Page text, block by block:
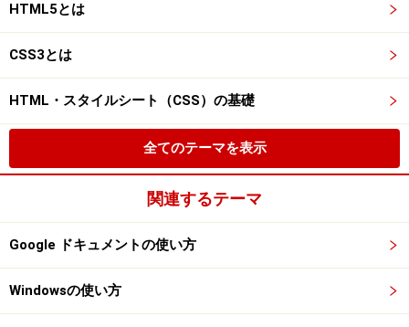
HTML5とは
CSS3とは
HTML・スタイルシート（CSS）の基礎
全てのテーマを表示
関連するテーマ
Google ドキュメントの使い方
Windowsの使い方